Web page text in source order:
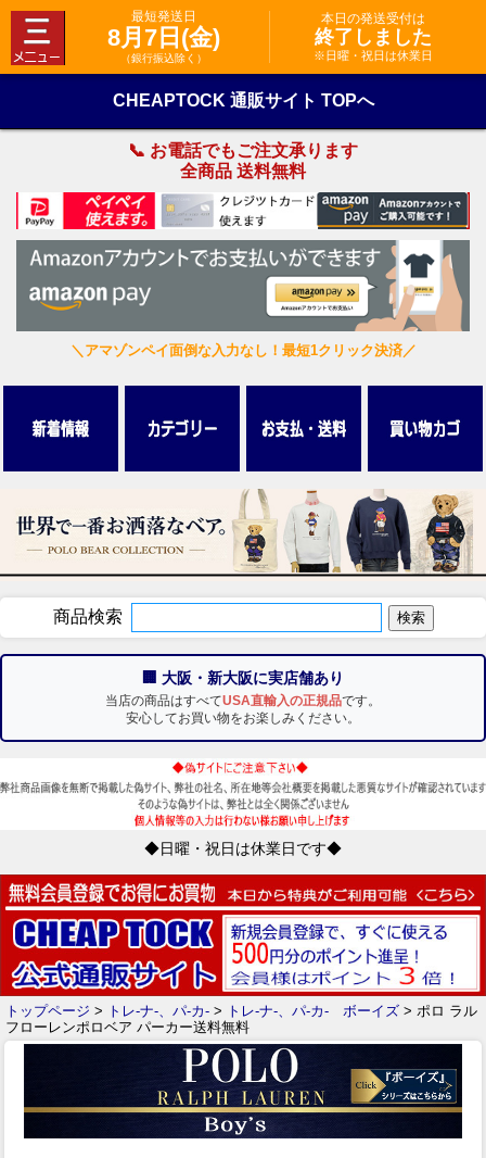
最短発送日
8月7日(金)
（銀行振込除く）
本日の発送受付は
終了しました
※日曜・祝日は休業日
CHEAPTOCK 通販サイト TOPへ
📞 お電話でもご注文承ります
全商品 送料無料
＼アマゾンペイ面倒な入力なし！最短1クリック決済／
商品検索
🏢 大阪・新大阪に実店舗あり
当店の商品はすべてUSA直輸入の正規品です。
安心してお買い物をお楽しみください。
◆日曜・祝日は休業日です◆
トップページ > トレ-ナ-、パ-カ- > トレ-ナ-、パ-カ- ボーイズ > ポロ ラル
フローレンポロベア パーカー送料無料